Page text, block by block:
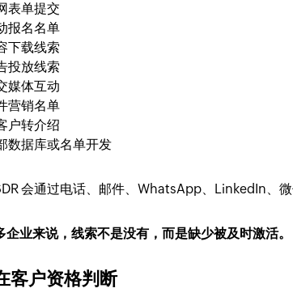
表单提交
报名名单
下载线索
投放线索
媒体互动
营销名单
户转介绍
数据库或名单开发
会通过电话、邮件、WhatsApp、LinkedIn、
企业来说，线索不是没有，而是缺少被及时激活。
客户资格判断